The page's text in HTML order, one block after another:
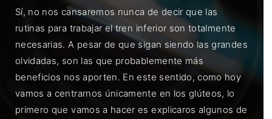
Sí, no nos cansaremos nunca de decir que las
rutinas para trabajar el tren inferior son totalmente
necesarias. A pesar de que sigan siendo las grandes
olvidadas, son las que probablemente más
beneficios nos aporten. En este sentido, como hoy
vamos a centrarnos únicamente en los glúteos, lo
primero que vamos a hacer es explicaros algunos de